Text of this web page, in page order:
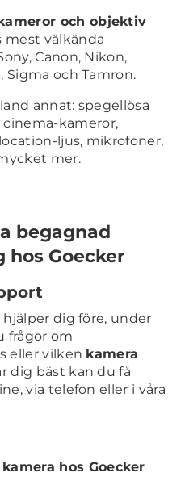
och objektiv
mest välkända
Canon, Nikon,
Sigma och Tamron.
annat: spegellösa
cinema-kameror,
ljus, mikrofoner,
mer.
begagnad
Goecker
dig före, under
frågor om
eller vilken kamera
dig bäst kan du få
via telefon eller i våra
hos Goecker